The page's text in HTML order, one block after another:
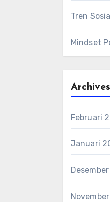
Tren
Mindset
Archives
Februari
Januari